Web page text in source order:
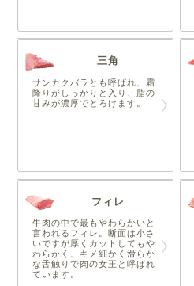
三角
サンカクバラとも呼ばれ、霜
降りがしっかりと入り、脂の
甘みが濃厚でとろけます。
フィレ
牛肉の中で最もやわらかいと
言われるフィレ。断面は小さ
いですが厚くカットしてもや
わらかく、キメ細かく滑らか
な舌触りで肉の女王と呼ばれ
ています。